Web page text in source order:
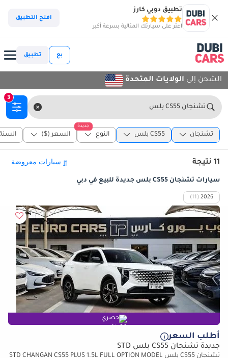
تطبيق دوبي كارز
اعثر على سيارتك المثالية بسرعة أكبر
افتح التطبيق
بع تطبيق
الشحن إلى الولايات المتحدة
تشنجان CS55 بلس
3
تشنجان CS55 بلس
جديدة
النوع السعر ($)
11 نتيجة
سيارات تشنجان CS55 بلس جديدة للبيع في دبي
2026
(11)
حصري
أطلب السعر
جديدة تشنجان CS55 بلس STD
تشنجان CS55 بلس STD CHANGAN CS55 PLUS 1.5L FULL OPTION MODEL